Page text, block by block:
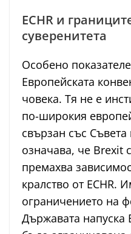
ECHR и
суверенитета
Особено
Европейската
човека. Тя не е
по-широкия
свързан със
означава, че Brexit
премахва
кралство от ECHR.
ограничението на
Държавата